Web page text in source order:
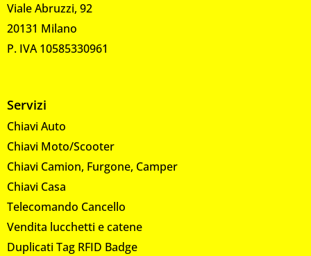
Viale Abruzzi, 92
20131 Milano
P. IVA 10585330961
Servizi
Chiavi Auto
Chiavi Moto/Scooter
Chiavi Camion, Furgone, Camper
Chiavi Casa
Telecomando Cancello
Vendita lucchetti e catene
Duplicati Tag RFID Badge